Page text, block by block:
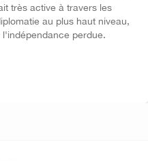
très active à travers les
au plus haut niveau,
perdue.